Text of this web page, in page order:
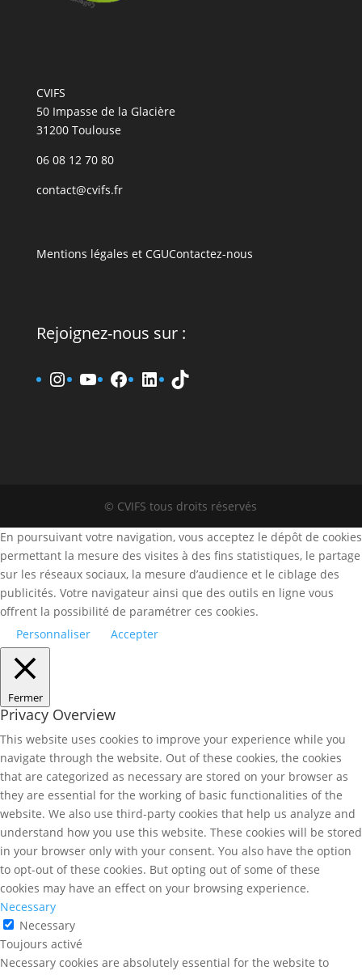
CVIFS
50 Impasse de la Glacière
31200 Toulouse
06 08 12 70 80
contact@cvifs.fr
Mentions légales et CGUContactez-nous
Rejoignez-nous sur :
www.instagram.fr/cvifs
YouTube
www.facebook.fr/cvifs
www.linkedin.fr/
TikTok
© CVIFS tous droits réservés
En poursuivant votre navigation, vous acceptez le dépôt de cookies
permettant la mesure des visites à des fins statistiques, le partage
sur les réseaux sociaux, la mesure d’audience et le ciblage des
publicités. Votre navigateur ainsi que des outils en ligne vous
offrent la possibilité de paramétrer ces cookies.
Personnaliser
Accepter
Fermer
Privacy Overview
This website uses cookies to improve your experience while you
navigate through the website. Out of these cookies, the cookies
that are categorized as necessary are stored on your browser as
they are essential for the working of basic functionalities of the
website. We also use third-party cookies that help us analyze and
understand how you use this website. These cookies will be stored
in your browser only with your consent. You also have the option
to opt-out of these cookies. But opting out of some of these
cookies may have an effect on your browsing experience.
Necessary
Necessary
Toujours activé
Necessary cookies are absolutely essential for the website to